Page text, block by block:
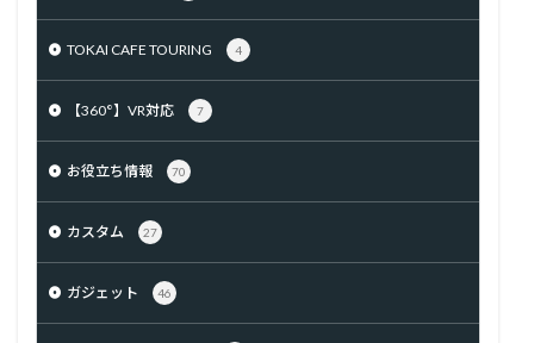
TOKAI CAFE TOURING 4
【360°】VR対応 7
お役立ち情報 70
カスタム 27
ガジェット 46